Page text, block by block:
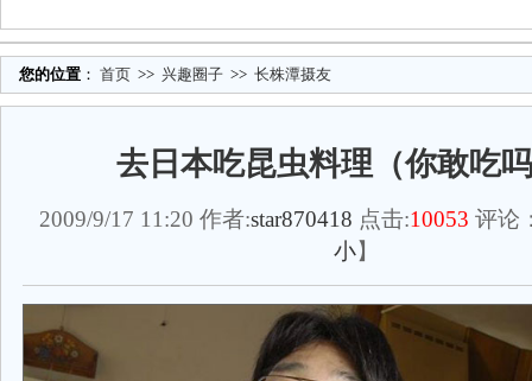
您的位置 ： 首页 >> 兴趣圈子 >> 长株潭摄友
去日本吃昆虫料理（你敢吃
2009/9/17 11:20 作者:star870418 点击:10053 评论
小】